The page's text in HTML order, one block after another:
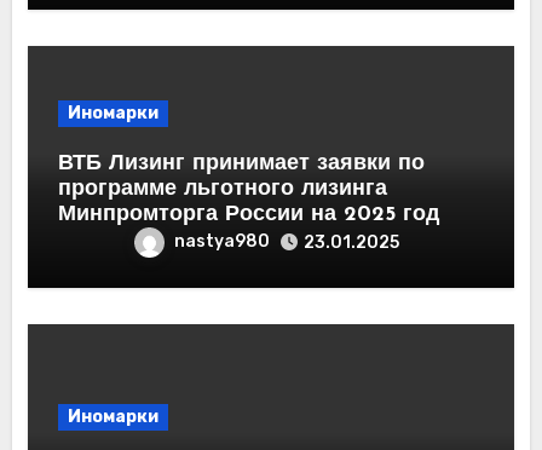
Иномарки
ВТБ Лизинг принимает заявки по
программе льготного лизинга
Минпромторга России на 2025 год
nastya980 23.01.2025
Иномарки